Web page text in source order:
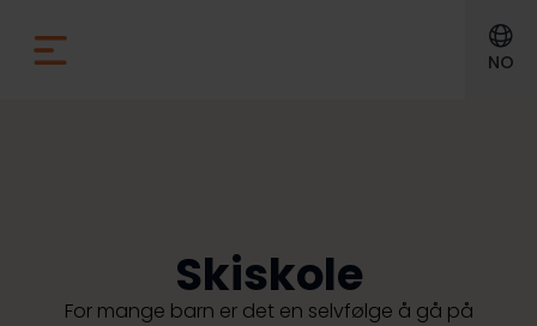
NO
Skiskole
For mange barn er det en selvfølge å gå på